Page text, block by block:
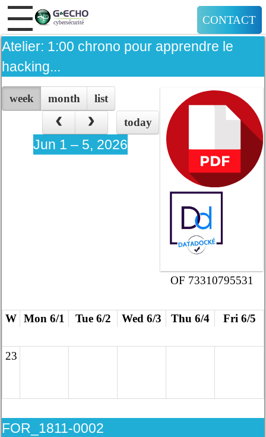
CONTACT
Atelier: 1:00 chrono pour apprendre le
hacking...
OF 73310795531
week month
list
today
Jun 1 – 5, 2026
W Mon 6/1 Tue 6/2 Wed 6/3 Thu 6/4 Fri 6/5
23
FOR_1811-0002